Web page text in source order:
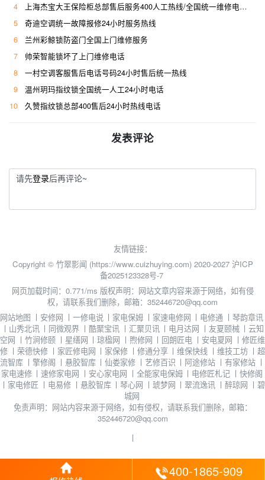
4
上海杰宝大王保险柜总部售后服务400人工热线/全国统一维修电话是多少
5
奇迪空调统一故障报修24小时服务热线
6
兰州彩鲸锁防盗门全国上门维修服务
7
帅荣智能锁坏了上门维修电话
8
一村空调客服售后电话号码24小时售后统一热线
9
温州玥玛指纹锁全国统一人工24小时电话
10
久赞指纹锁总部400售后24小时热线电话
发表评论
请先登录后再评论~
友情链接：
Copyright © 竹翠影闻 (https://www.cuizhuying.com) 2020-2027 沪ICP
备2025123328号-7
网页加载时间：0.771/ms 版权声明：网站文章内容来源于网络，如有侵
权，请联系我们删除，邮箱：352446720@qq.com
网站地图 丨 安修网 丨 一修电说 丨 家电保姆 丨 家速电修网 丨 电修通 丨琴韵章讯
丨 山秀北讯 丨 同微观界 丨 酷聚宝讯 丨 汇聚贝讯 丨 电月达网 丨 友夏颐械 丨云知
空网 丨 竹涧修颐 丨 星缮网 丨琼楹网 丨 煦修网 丨 回朗匠电 丨 安电夏网 丨 修匠维
修 丨 荣德快修 丨 家匠修电网 丨 家保修 丨 修通分享 丨维保快线 丨维技工坊 丨 超
流智库 丨 擎修阁 丨 悬胶智库 丨仙娄家修 丨 艺修百识 丨 阿途修站 丨 有家修站 丨
家电速修 丨 速修家电网 丨 安心家电网 丨 全能家电保姆 丨 电修匠札记 丨 快修阁
丨 家电修匠 丨 电易修 丨 悬胶智库 丨琴心网 丨 琥梦网 丨翠流逸讯 丨醉琼网 丨 碧
城网
免责声明：网站内容来源于网络，如有侵权，请联系我们删除，邮箱：
352446720@qq.com
丨
400-1865-909